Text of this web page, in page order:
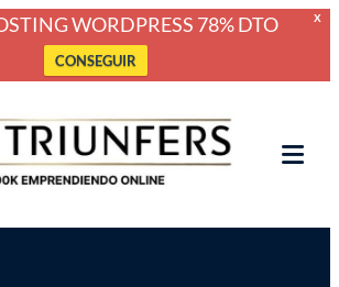
X
WORDPRESS 78% DTO
CONSEGUIR
Online